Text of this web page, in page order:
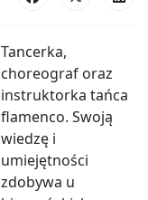
Tancerka,
choreograf oraz
instruktorka tańca
flamenco. Swoją
wiedzę i
umiejętności
zdobywa u